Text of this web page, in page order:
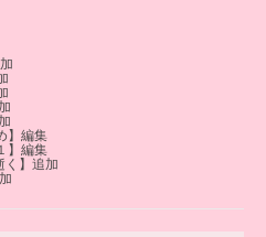
】編集
】編集
】追加